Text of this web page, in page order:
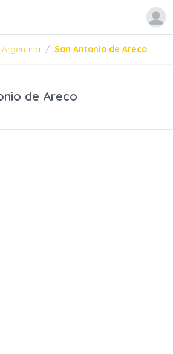
Argentina / San Antonio de Areco
de Areco